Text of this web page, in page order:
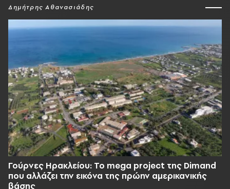
Δημήτρης Αθανασιάδης
Γούρνες Ηρακλείου: To mega project της Dimand
που αλλάζει την εικόνα της πρώην αμερικανικής
βάσης